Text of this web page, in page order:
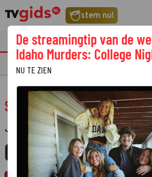
stem nu!
tvgids streaming
PRIMETIME
Sarah danst
JEUGD
MIJNGIDS AGENDA DELEN
De streamingtip van de
Idaho Murders: College
NU TE ZIEN